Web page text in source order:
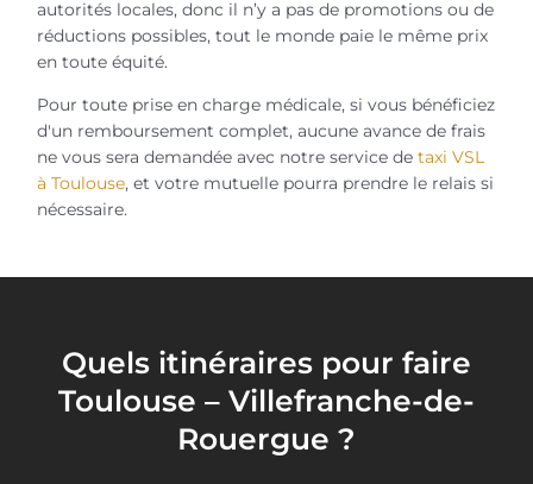
autorités locales, donc il n’y a pas de promotions ou de
réductions possibles, tout le monde paie le même prix
en toute équité.
Pour toute prise en charge médicale, si vous bénéficiez
d'un remboursement complet, aucune avance de frais
ne vous sera demandée avec notre service de taxi VSL
à Toulouse, et votre mutuelle pourra prendre le relais si
nécessaire.
Quels itinéraires pour faire
Toulouse – Villefranche-de-
Rouergue ?